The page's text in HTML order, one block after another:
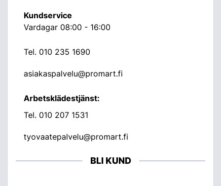
Kundservice
Vardagar 08:00 - 16:00
Tel. 010 235 1690
asiakaspalvelu@promart.fi
Arbetsklädestjänst:
Tel. 010 207 1531
tyovaatepalvelu@promart.fi
BLI KUND